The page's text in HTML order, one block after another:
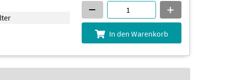
In den Warenkorb